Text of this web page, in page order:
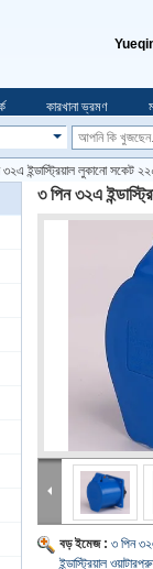
কারখানা ভ্রমণ
৩২এ ইন্ডাস্ট্রিয়াল লুকানো সকেট
৩ পিন ৩২এ
বড় ইমেজ : ৩ পিন
ইন্ডাস্ট্রিয়াল